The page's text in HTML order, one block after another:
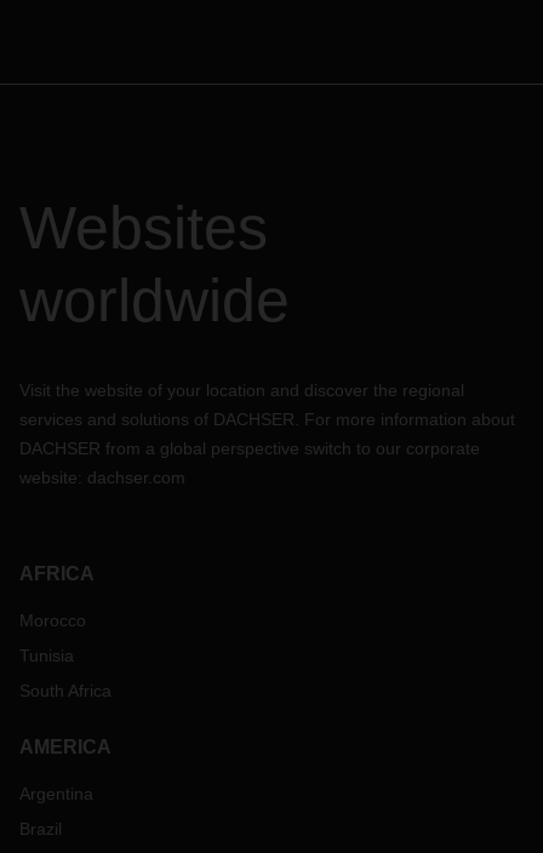
Websites
worldwide
Visit the website of your location and discover the regional
services and solutions of DACHSER. For more information about
DACHSER from a global perspective switch to our corporate
website: dachser.com
AFRICA
Morocco
Tunisia
South Africa
AMERICA
Argentina
Brazil